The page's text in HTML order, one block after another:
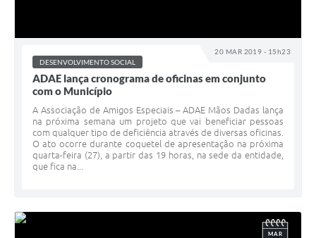
20 MAR 2019 - 15h23
DESENVOLVIMENTO SOCIAL
ADAE lança cronograma de oficinas em conjunto
com o Município
A Associação de Amigos Especiais – ADAE Mãos Dadas lança
na próxima semana um projeto que vai beneficiar pessoas
com qualquer tipo de deficiência através de diversas oficinas.
O ato ocorre durante coquetel de apresentação na próxima
quarta-feira (27), a partir das 19 horas, na sede da entidade,
que fica na...
MAR